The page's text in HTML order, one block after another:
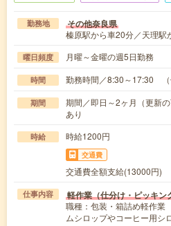
勤務地 その他奈良県
榛原駅から車20分／天理駅
曜日頻度 月曜～金曜の週5日勤務
時間 勤務時間／8:30～17:30 （
期間
期間／即日～2ヶ月（更新
あり
時給 時給1200円
交通費
交通費全額支給(13000円)
仕事内容 軽作業（仕分け・ピッキン
職種：包装・箱詰め軽
ムシロップやコーヒー用